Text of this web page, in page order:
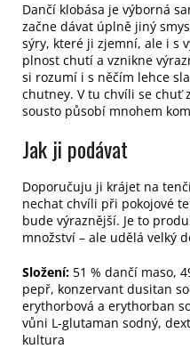
Dančí klobása je výborná
začne dávat úplně jiný
sýry, které ji zjemní, ale i s
plnost chutí a vznikne
si rozumí i s něčím lehce
chutney. V tu chvíli se chuť
sousto působí mnohem
Jak ji podávat
Doporučuju ji krájet na
nechat chvíli při pokojové
bude výraznější. Je to
množství – ale udělá velký
Složení: 51 % dančí maso,
pepř, konzervant dusitan
erythorbová a erythorban
vůni L-glutaman sodný,
kultura